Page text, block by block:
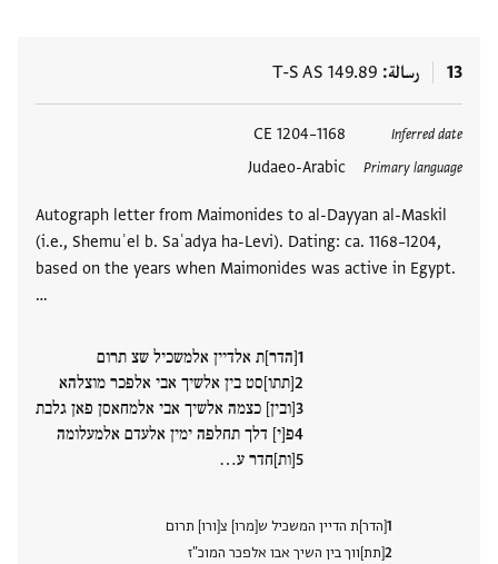
13 رسالة T-S AS 149.89
Inferred date
1168–1204 CE
Primary language
Judaeo-Arabic
Autograph letter from Maimonides to al-Dayyan al-Maskil
(i.e., Shemuʾel b. Saʿadya ha-Levi). Dating: ca. 1168–1204,
based on the years when Maimonides was active in Egypt.
…
[הדר]ת אלדיין אלמשכיל שצ תרום
[תתו]סט בין אלשיך אבי אלפכר מוצלהא
[ובין] כצמה אלשיך אבי אלמחאסן פאן גלבת
פ[י] דלך תחלפה ימין אלעדם אלמעלומה
[ות]חדר ע…
[הדר]ת הדיין המשכיל ש[מרו] צ[ורו] תרום
[תת]ווך בין השיך אבו אלפכר המוכ"ז
العلامات